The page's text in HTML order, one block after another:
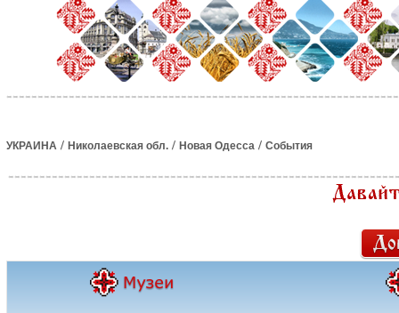
УКРАИНА / Николаевская обл. / Новая Одесса / События